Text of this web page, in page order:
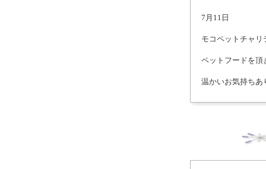
7月11日
モコペットチャリ
ペットフードを頂
温かいお気持ちあ